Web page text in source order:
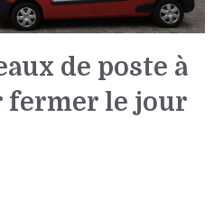
de poste à
fermer le jour